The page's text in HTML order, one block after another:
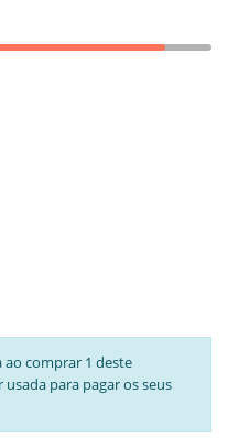
ao comprar 1 deste
para pagar os seus